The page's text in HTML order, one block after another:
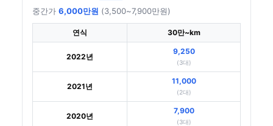
중간가 6,000만원 (3,500~7,900만원)
연식 30만~km
2022년
9,250
(3대)
2021년
11,000
(2대)
2020년
7,900
(3대)